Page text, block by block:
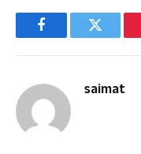
FacebookTwitter
saimat